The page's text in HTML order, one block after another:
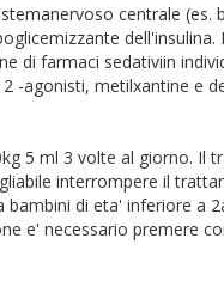
centrale (es.
di farmaci sedativiin
-agonisti, metilxantine e
5 ml 3 volte al giorno. Il
interrompere il
di eta' inferiore a
e' necessario premere